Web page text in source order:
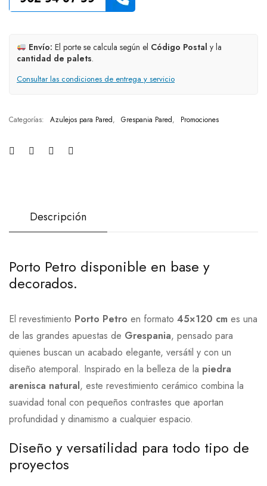
Envío: El porte se calcula según el Código Postal y la
cantidad de palets.
Consultar las condiciones de entrega y servicio
Categorías: Azulejos para Pared, Grespania Pared, Promociones
Descripción
Porto Petro disponible en base y
decorados.
El revestimiento Porto Petro en formato 45×120 cm es una
de las grandes apuestas de Grespania, pensado para
quienes buscan un acabado elegante, versátil y con un
diseño atemporal. Inspirado en la belleza de la piedra
arenisca natural, este revestimiento cerámico combina la
suavidad tonal con pequeños contrastes que aportan
profundidad y dinamismo a cualquier espacio.
Diseño y versatilidad para todo tipo de
proyectos